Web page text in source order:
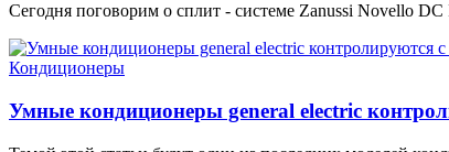
Сегодня поговорим о сплит - системе Zanussi Novello
Кондиционеры
Умные кондиционеры general electric